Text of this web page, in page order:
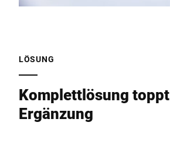
LÖSUNG
Komplettlösung toppt
Ergänzung